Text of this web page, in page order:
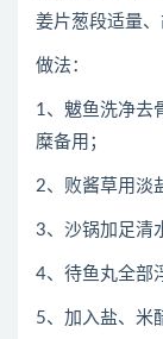
姜片葱段适量
做法：
1、魃鱼洗净去
糜备用；
2、败酱草用淡
3、沙锅加足清
4、待鱼丸全部
5、加入盐、米